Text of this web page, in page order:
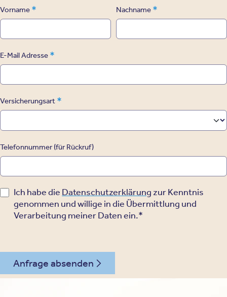
Vorname * Nachname *
E-Mail Adresse *
Versicherungsart *
Telefonnummer (für Rückruf)
Ich habe die Datenschutzerklärung zur Kenntnis
genommen und willige in die Übermittlung und
Verarbeitung meiner Daten ein.*
Anfrage absenden